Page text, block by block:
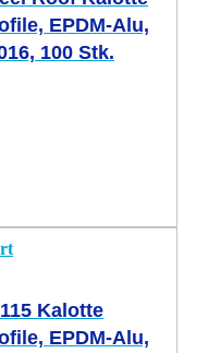
EPDM-Alu,
100 Stk.
Kalotte
EPDM-Alu,